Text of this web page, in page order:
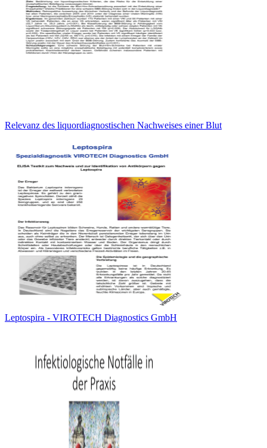
Relevanz des liquordiagnostischen Nachweises einer Blut
Leptospira - VIROTECH Diagnostics GmbH